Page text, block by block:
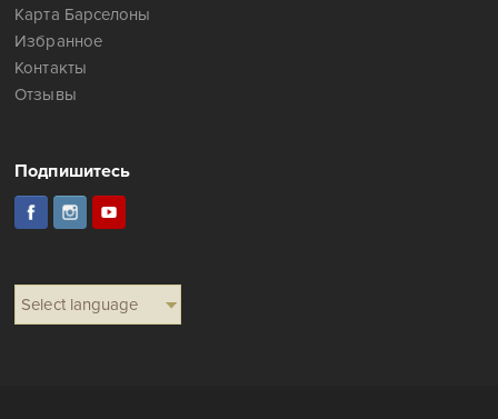
Карта Барселоны
Избранное
Контакты
Отзывы
Подпишитесь
Select language